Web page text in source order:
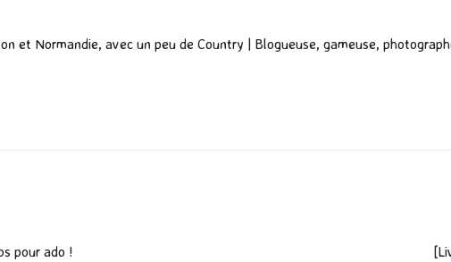
et Normandie, avec un peu de Country | Blogueuse, gameuse,
pour ado !